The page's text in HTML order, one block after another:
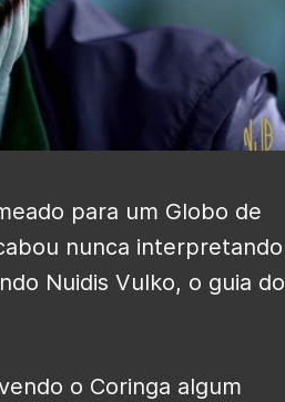
para um Globo de
nunca interpretando
Nuidis Vulko, o guia do
o Coringa algum